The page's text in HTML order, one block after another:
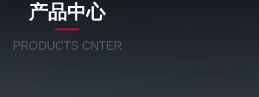
产品中心
PRODUCTS CNTER